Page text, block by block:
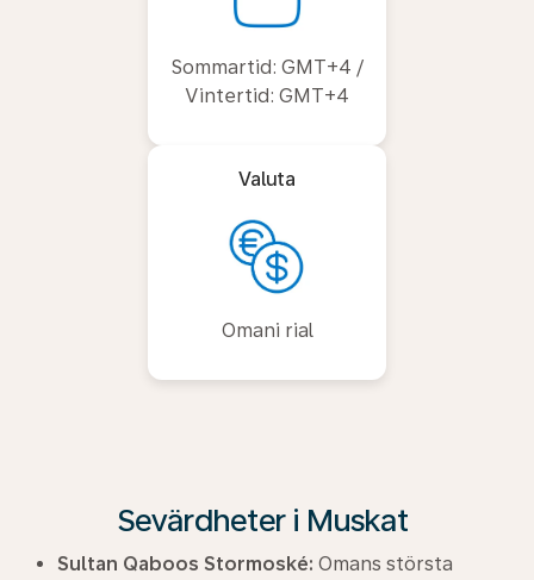
Sommartid: GMT+4 /
Vintertid: GMT+4
Valuta
Omani rial
Sevärdheter i Muskat
Sultan Qaboos Stormoské: Omans största